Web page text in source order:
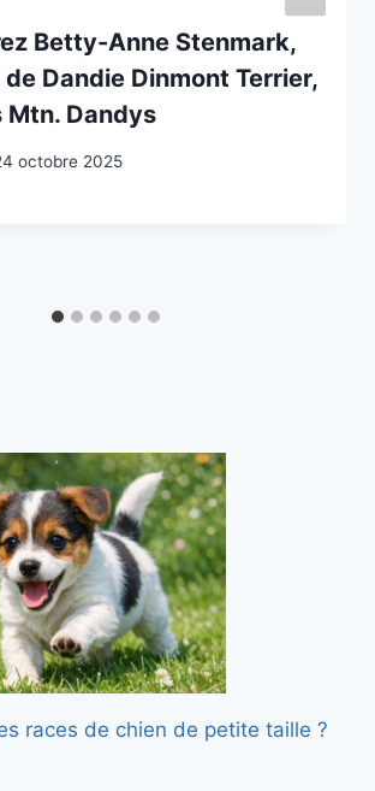
Betty-Anne Stenmark,
Dandie Dinmont Terrier,
Mtn. Dandys
octobre 2025
races de chien de petite taille ?